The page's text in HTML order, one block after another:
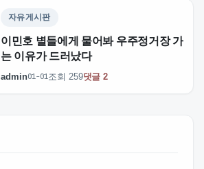
자유게시판
이민호 별들에게 물어봐 우주정거장 가
는 이유가 드러났다
admin01-01조회 259댓글 2